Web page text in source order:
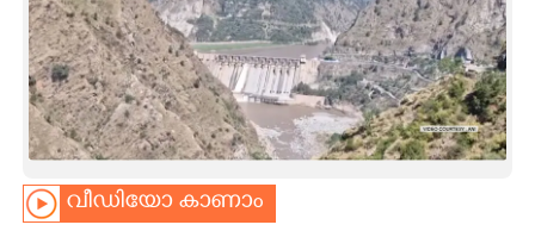
INFO+
ART
ASTRO
CARTOONS
വീഡിയോ കാണാം